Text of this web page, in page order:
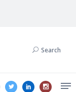
Search